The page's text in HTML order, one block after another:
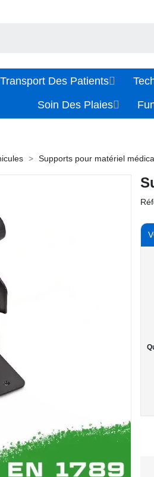
Transport Des Patients
Soin Des Plaies
Supports pour matériel